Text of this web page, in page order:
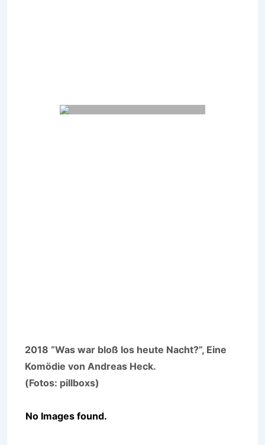
2018 “Was war bloß los heute Nacht?”, Eine
Komödie von Andreas Heck.
(Fotos: pillboxs)
No Images found.